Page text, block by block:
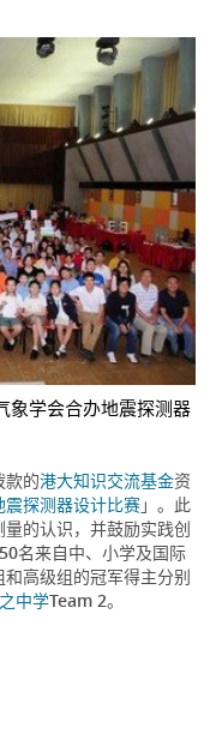
象学会合办地震探测器
款的港大知识交流基金资
震探测器设计比赛」。此
的认识，并鼓励实践创
名来自中、小学及国际
高级组的冠军得主分别
中学Team 2。